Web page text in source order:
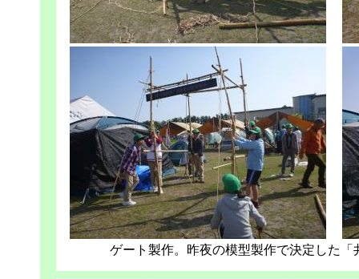
ゲート製作。昨夜の模型製作で決定した